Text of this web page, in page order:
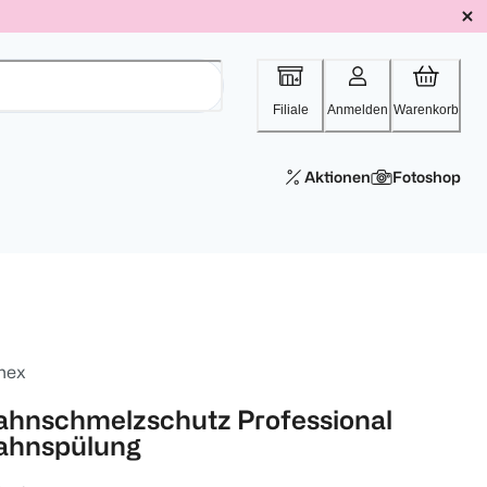
Filiale Anmelden Warenkorb
Aktionen Fotoshop
Professional